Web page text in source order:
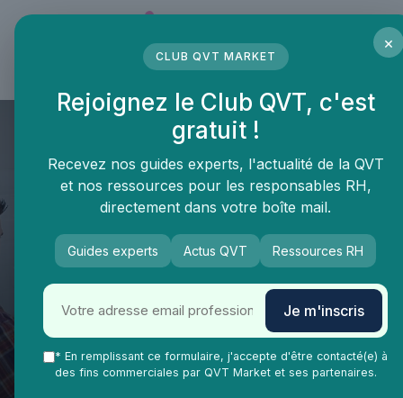
QVT Market Enjeux dans la QVT Bien-être employés
Qualité vie travail : comprendre
les facteurs clés pour un
environnement de travail
×
CLUB QVT MARKET
Rejoignez le Club QVT, c'est
gratuit !
Recevez nos guides experts, l'actualité de la QVT
et nos ressources pour les responsables RH,
directement dans votre boîte mail.
Guides experts Actus QVT Ressources RH
Je m'inscris
* En remplissant ce formulaire, j'accepte d'être contacté(e) à
des fins commerciales par QVT Market et ses partenaires.
Panneau de gestion des cookies